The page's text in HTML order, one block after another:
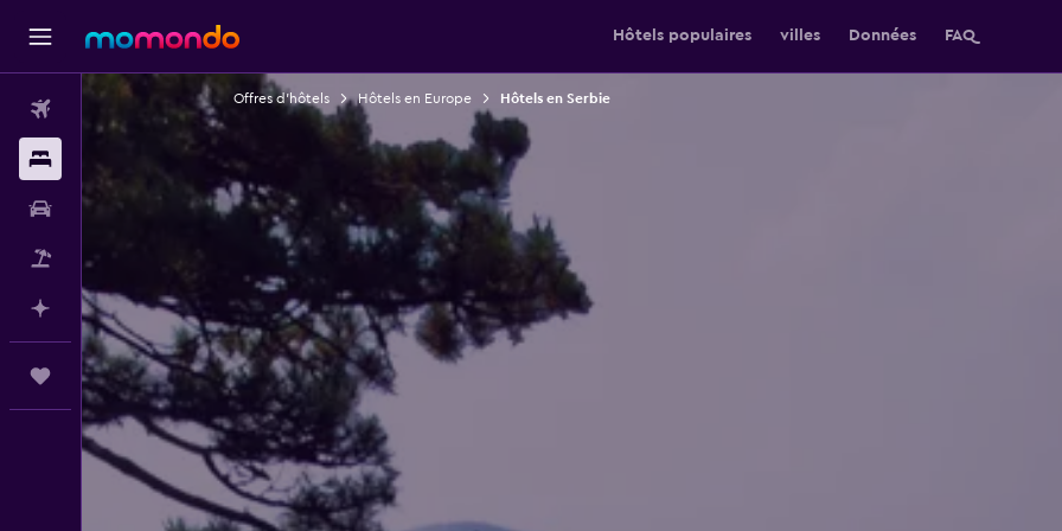
Hôtels populaires villes Données FAQ
Voitures
Vol+Hôtel
Planifier avec l’IA
Trips
Offres d’hôtels Hôtels en Europe Hôtels en Serbie